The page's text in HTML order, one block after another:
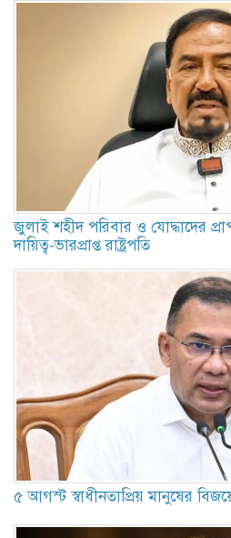
জুলাই শহীদ পরিবার ও যোদ্ধাদের
দায়িত্ব-ভারপ্রাপ্ত রাষ্ট্রপতি
৫ আগস্ট স্বাধীনতাপ্রিয় মানুষের